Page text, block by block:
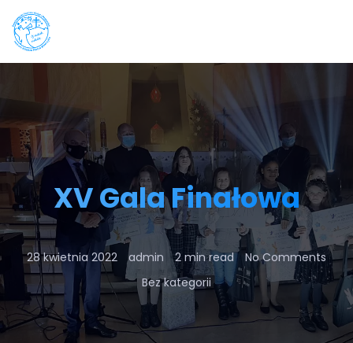
XV Gala Finałowa
28 kwietnia 2022 admin 2 min read
No Comments
Bez kategorii